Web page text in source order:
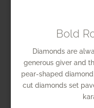
Bold
Diamonds are
generous giver and
pear-shaped
cut diamonds set